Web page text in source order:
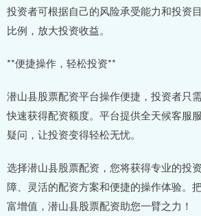
投资者可根据自己的风险承受能力和投资
比例，放大投资收益。
**便捷操作，轻松投资**
潜山县股票配资平台操作便捷，投资者只
快速获得配资额度。平台提供全天候客服
疑问，让投资变得轻松无忧。
选择潜山县股票配资，您将获得专业的投
障、灵活的配资方案和便捷的操作体验。
富增值，潜山县股票配资助您一臂之力！